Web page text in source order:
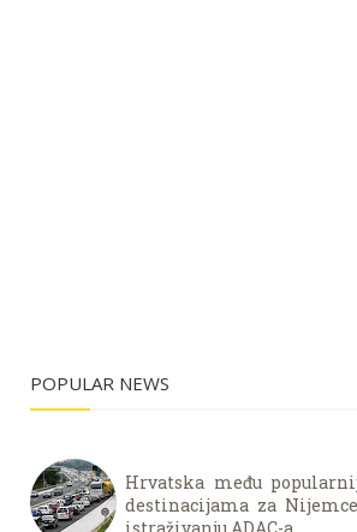
POPULAR NEWS
Hrvatska među
destinacijama za
istraživanju ADAC-a